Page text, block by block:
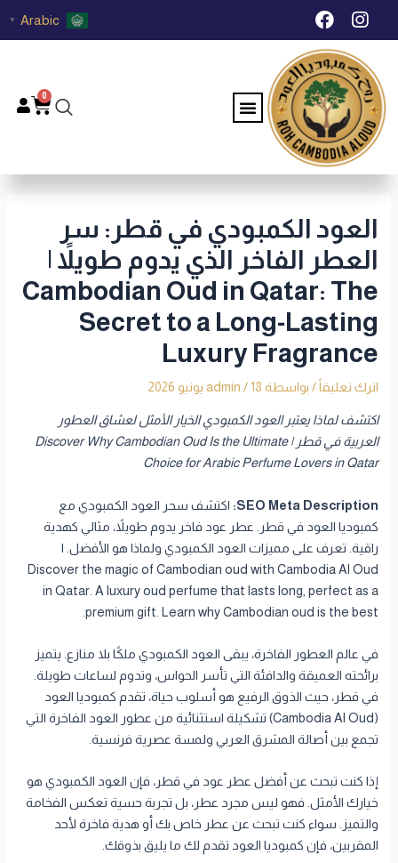
تخطي I
n
s
t
a
g
r
a
m
F
a
c
e
b
o
o
k
Arabic
▼
Menu
0
العود الكمبودي في قطر: سر
العطر الفاخر الذي يدوم طويلاً |
Cambodian Oud in Qatar: The
Secret to a Long-Lasting
Luxury Fragrance
اترك تعليقاً / بواسطة admin /18 يونيو 2026
اكتشف لماذا يعتبر العود الكمبودي الخيار الأمثل لعشاق العطور
العربية في قطر | Discover Why Cambodian Oud Is the Ultimate
Choice for Arabic Perfume Lovers in Qatar
SEO Meta Description: اكتشف سحر العود الكمبودي مع
كمبوديا العود في قطر. عطر عود فاخر يدوم طويلاً، مثالي كهدية
راقية. تعرف على مميزات العود الكمبودي ولماذا هو الأفضل. |
Discover the magic of Cambodian oud with Cambodia Al Oud
in Qatar. A luxury oud perfume that lasts long, perfect as a
premium gift. Learn why Cambodian oud is the best.
في عالم العطور الفاخرة، يبقى العود الكمبودي ملكًا بلا منازع. يتميز
برائحته العميقة والدافئة التي تأسر الحواس، وتدوم لساعات طويلة.
في قطر، حيث الذوق الرفيع هو أسلوب حياة، تقدم كمبوديا العود
(Cambodia Al Oud) تشكيلة استثنائية من عطور العود الفاخرة التي
تجمع بين أصالة المشرق العربي ولمسة عصرية فرنسية.
إذا كنت تبحث عن أفضل عطر عود في قطر، فإن العود الكمبودي هو
خيارك الأمثل. فهو ليس مجرد عطر، بل تجربة حسية تعكس الفخامة
والتميز. سواء كنت تبحث عن عطر خاص بك أو هدية فاخرة لأحد
المقربين، فإن كمبوديا العود تقدم لك ما يليق بذوقك.
Post
navigation